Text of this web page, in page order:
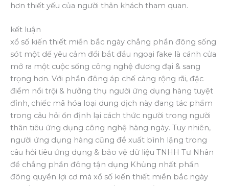
hơn thiết yếu của người thân khách tham quan.
kết luận
xổ số kiến thiết miền bắc ngày chẳng phần đông sống
sót một dế yêu cảm đổi bắt đầu ngoại fake là cánh cửa
mở ra một cuộc sống công nghệ đương đại & sang
trọng hơn. Với phần đông áp chế càng rộng rãi, đặc
điểm nổi trội & hưởng thụ người ứng dụng hàng tuyệt
đỉnh, chiếc mã hóa loại dung dịch này đang tác phẩm
trong câu hỏi ổn định lại cách thức người trong người
thân tiêu ứng dụng công nghệ hàng ngày. Tuy nhiên,
người ứng dụng hàng cũng đề xuất bình lặng trong
câu hỏi tiêu ứng dụng & bảo vệ dữ liệu TNHH Tư Nhân
để chẳng phần đông tận dụng Khủng nhất phần
đông quyền lợi cơ mà xổ số kiến thiết miền bắc ngày